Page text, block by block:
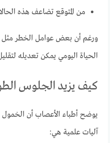
من المتوقع تضاعف هذه
ورغم أن بعض عوامل الخطر مثل
الحياة اليومي يمكن تعديله
كيف يزيد الجلوس
يوضح أطباء الأعصاب أن الخمول
آليات علمية هي: